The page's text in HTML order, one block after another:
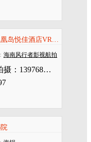
三亚凤凰岛悦佳酒店VR全景
海南风行者影视航拍
商业拍摄：13976827008